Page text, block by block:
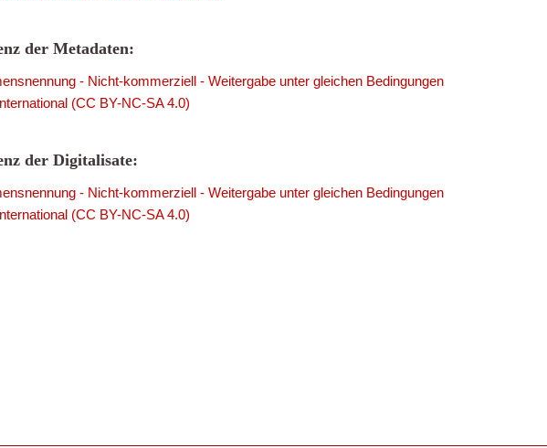
der Metadaten:
- Nicht-kommerziell - Weitergabe unter gleichen Bedingungen
(CC BY-NC-SA 4.0)
der Digitalisate:
- Nicht-kommerziell - Weitergabe unter gleichen Bedingungen
(CC BY-NC-SA 4.0)